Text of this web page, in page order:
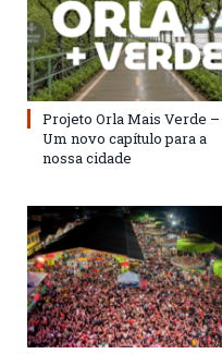
Projeto Orla Mais Verde –
Um novo capítulo para a
nossa cidade